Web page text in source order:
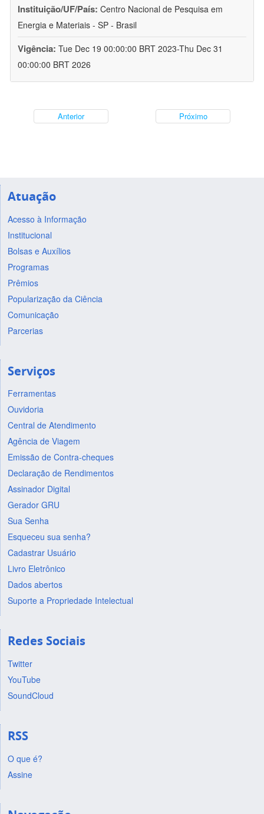
Instituição/UF/País: Centro Nacional de Pesquisa em
Energia e Materiais - SP - Brasil
Vigência: Tue Dec 19 00:00:00 BRT 2023-Thu Dec 31
00:00:00 BRT 2026
Anterior Próximo
Atuação
Acesso à Informação
Institucional
Bolsas e Auxílios
Programas
Prêmios
Popularização da Ciência
Comunicação
Parcerias
Serviços
Ferramentas
Ouvidoria
Central de Atendimento
Agência de Viagem
Emissão de Contra-cheques
Declaração de Rendimentos
Assinador Digital
Gerador GRU
Sua Senha
Esqueceu sua senha?
Cadastrar Usuário
Livro Eletrônico
Dados abertos
Suporte a Propriedade Intelectual
Redes Sociais
Twitter
YouTube
SoundCloud
RSS
O que é?
Assine